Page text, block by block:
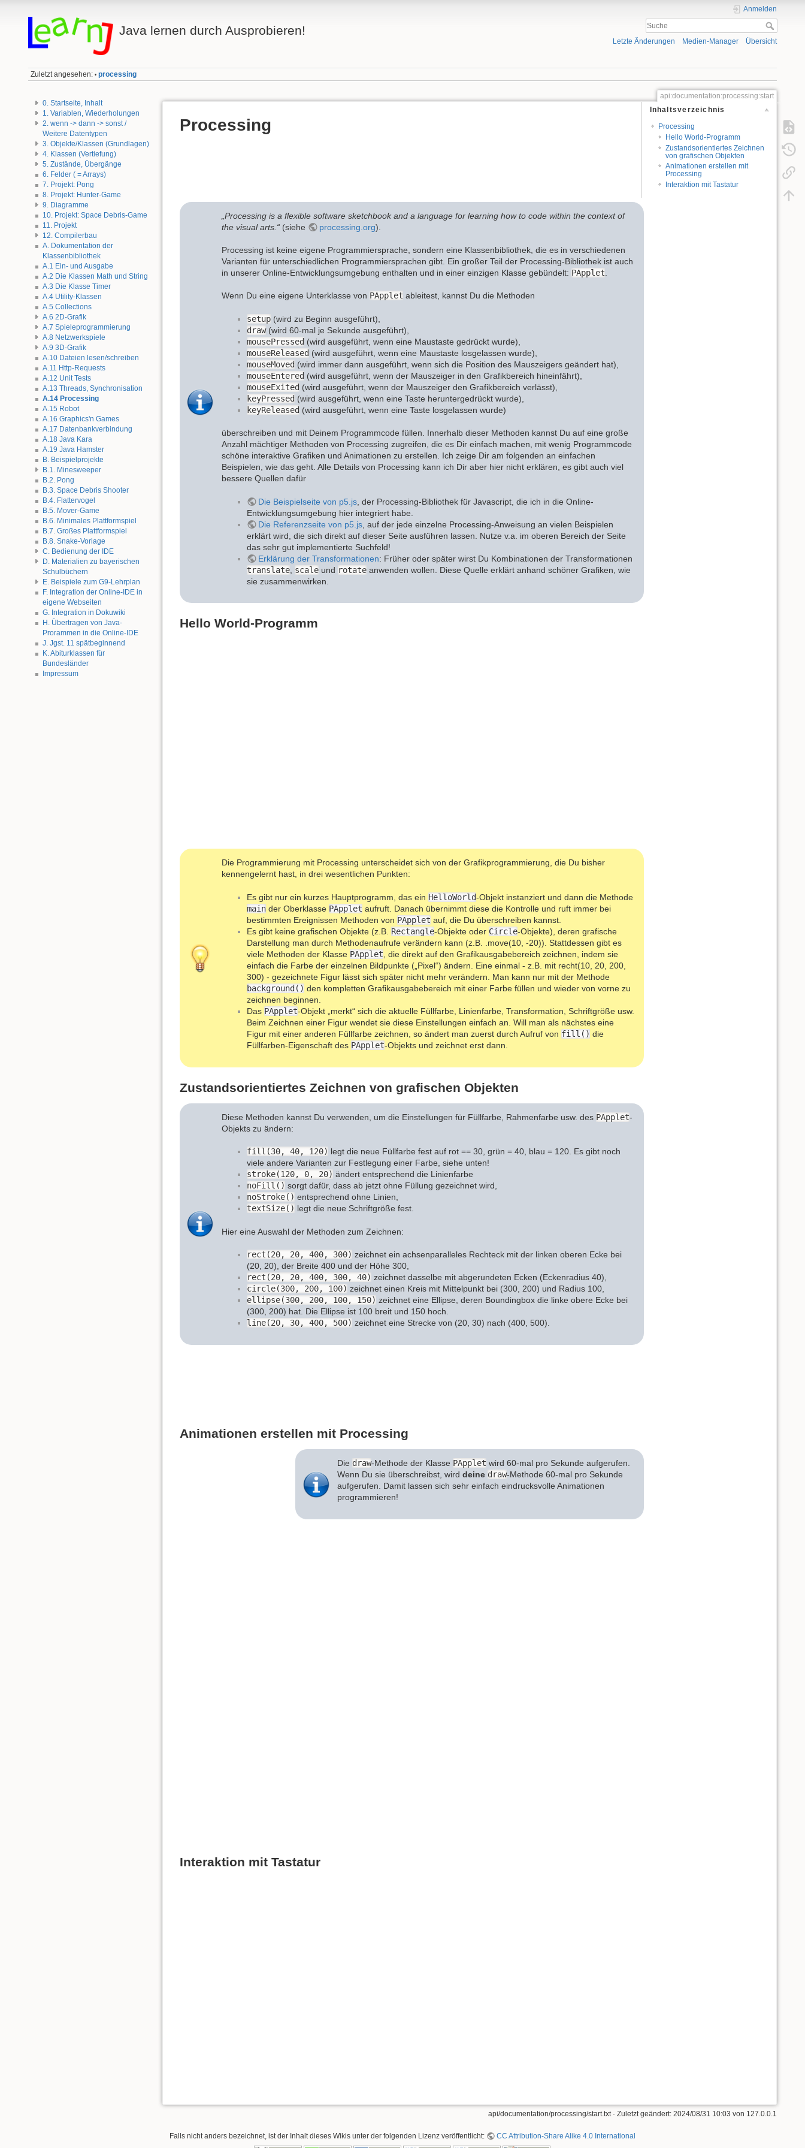
Java lernen durch Ausprobieren!
Anmelden
Letzte Änderungen Medien-Manager Übersicht
Zuletzt angesehen: • processing
0. Startseite, Inhalt
1. Variablen, Wiederholungen
2. wenn -> dann -> sonst /
Weitere Datentypen
3. Objekte/Klassen (Grundlagen)
4. Klassen (Vertiefung)
5. Zustände, Übergänge
6. Felder ( = Arrays)
7. Projekt: Pong
8. Projekt: Hunter-Game
9. Diagramme
10. Projekt: Space Debris-Game
11. Projekt
12. Compilerbau
A. Dokumentation der
Klassenbibliothek
A.1 Ein- und Ausgabe
A.2 Die Klassen Math und String
A.3 Die Klasse Timer
A.4 Utility-Klassen
A.5 Collections
A.6 2D-Grafik
A.7 Spieleprogrammierung
A.8 Netzwerkspiele
A.9 3D-Grafik
A.10 Dateien lesen/schreiben
A.11 Http-Requests
A.12 Unit Tests
A.13 Threads, Synchronisation
A.14 Processing
A.15 Robot
A.16 Graphics'n Games
A.17 Datenbankverbindung
A.18 Java Kara
A.19 Java Hamster
B. Beispielprojekte
B.1. Minesweeper
B.2. Pong
B.3. Space Debris Shooter
B.4. Flattervogel
B.5. Mover-Game
B.6. Minimales Plattformspiel
B.7. Großes Plattformspiel
B.8. Snake-Vorlage
C. Bedienung der IDE
D. Materialien zu bayerischen
Schulbüchern
E. Beispiele zum G9-Lehrplan
F. Integration der Online-IDE in
eigene Webseiten
G. Integration in Dokuwiki
H. Übertragen von Java-
Prorammen in die Online-IDE
J. Jgst. 11 spätbeginnend
K. Abiturklassen für
Bundesländer
Impressum
api:documentation:processing:start
Inhaltsverzeichnis
Processing
Hello World-Programm
Zustandsorientiertes Zeichnen
von grafischen Objekten
Animationen erstellen mit
Processing
Interaktion mit Tastatur
Processing
„Processing is a flexible software sketchbook and a language for learning how to code within the context of
the visual arts.“(siehe processing.org).
Processing ist keine eigene Programmiersprache, sondern eine Klassenbibliothek, die es in verschiedenen
Varianten für unterschiedlichen Programmiersprachen gibt. Ein großer Teil der Processing-Bibliothek ist auch
in unserer Online-Entwicklungsumgebung enthalten und in einer einzigen Klasse gebündelt: PApplet
Wenn Du eine eigene Unterklasse von PApplet ableitest, kannst Du die Methoden
setup(wird zu Beginn ausgeführt),
draw(wird 60-mal je Sekunde ausgeführt),
mousePressed (wird ausgeführt, wenn eine Maustaste gedrückt wurde),
mouseReleased (wird ausgeführt, wenn eine Maustaste losgelassen wurde),
mouseMoved (wird immer dann ausgeführt, wenn sich die Position des Mauszeigers geändert hat),
mouseEntered (wird ausgeführt, wenn der Mauszeiger in den Grafikbereich hineinfährt),
mouseExited (wird ausgeführt, wenn der Mauszeiger den Grafikbereich verlässt),
keyPressed (wird ausgeführt, wenn eine Taste heruntergedrückt wurde),
keyReleased (wird ausgeführt, wenn eine Taste losgelassen wurde)
überschreiben und mit Deinem Programmcode füllen. Innerhalb dieser Methoden kannst Du auf eine große
Anzahl mächtiger Methoden von Processing zugreifen, die es Dir einfach machen, mit wenig Programmcode
schöne interaktive Grafiken und Animationen zu erstellen. Ich zeige Dir am folgenden an einfachen
Beispielen, wie das geht. Alle Details von Processing kann ich Dir aber hier nicht erklären, es gibt auch viel
bessere Quellen dafür
Die Beispielseite von p5.js , der Processing-Bibliothek für Javascript, die ich in die Online-
Entwicklungsumgebung hier integriert habe.
Die Referenzseite von p5.js , auf der jede einzelne Processing-Anweisung an vielen Beispielen
erklärt wird, die sich direkt auf dieser Seite ausführen lassen. Nutze v.a. im oberen Bereich der Seite
das sehr gut implementierte Suchfeld!
Erklärung der Transformationen: Früher oder später wirst Du Kombinationen der Transformationen
translate, scaleund rotateanwenden wollen. Diese Quelle erklärt anhand schöner Grafiken, wie
sie zusammenwirken.
Hello World-Programm
Die Programmierung mit Processing unterscheidet sich von der Grafikprogrammierung, die Du bisher
kennengelernt hast, in drei wesentlichen Punkten:
Es gibt nur ein kurzes Hauptprogramm, das ein HelloWorld-Objekt instanziert und dann die Methode
mainder Oberklasse PApplet aufruft. Danach übernimmt diese die Kontrolle und ruft immer bei
bestimmten Ereignissen Methoden von PApplet auf, die Du überschreiben kannst.
Es gibt keine grafischen Objekte (z.B. Rectangle-Objekte oder Circle-Objekte), deren grafische
Darstellung man durch Methodenaufrufe verändern kann (z.B. .move(10, -20)). Stattdessen gibt es
viele Methoden der Klasse PApplet , die direkt auf den Grafikausgabebereich zeichnen, indem sie
einfach die Farbe der einzelnen Bildpunkte („Pixel“) ändern. Eine einmal - z.B. mit recht(10, 20, 200,
300) - gezeichnete Figur lässt sich später nicht mehr verändern. Man kann nur mit der Methode
background() den kompletten Grafikausgabebereich mit einer Farbe füllen und wieder von vorne zu
zeichnen beginnen.
Das PApplet-Objekt „merkt“ sich die aktuelle Füllfarbe, Linienfarbe, Transformation, Schriftgröße usw.
Beim Zeichnen einer Figur wendet sie diese Einstellungen einfach an. Will man als nächstes eine
Figur mit einer anderen Füllfarbe zeichnen, so ändert man zuerst durch Aufruf von fill() die
Füllfarben-Eigenschaft des PApplet-Objekts und zeichnet erst dann.
Zustandsorientiertes Zeichnen von grafischen Objekten
Diese Methoden kannst Du verwenden, um die Einstellungen für Füllfarbe, Rahmenfarbe usw. des PApplet-
Objekts zu ändern:
fill(30, 40, 120) legt die neue Füllfarbe fest auf rot == 30, grün = 40, blau = 120. Es gibt noch
viele andere Varianten zur Festlegung einer Farbe, siehe unten!
stroke(120, 0, 20) ändert entsprechend die Linienfarbe
noFill() sorgt dafür, dass ab jetzt ohne Füllung gezeichnet wird,
noStroke() entsprechend ohne Linien,
textSize() legt die neue Schriftgröße fest.
Hier eine Auswahl der Methoden zum Zeichnen:
rect(20, 20, 400, 300) zeichnet ein achsenparalleles Rechteck mit der linken oberen Ecke bei
(20, 20), der Breite 400 und der Höhe 300,
rect(20, 20, 400, 300, 40) zeichnet dasselbe mit abgerundeten Ecken (Eckenradius 40),
circle(300, 200, 100) zeichnet einen Kreis mit Mittelpunkt bei (300, 200) und Radius 100,
ellipse(300, 200, 100, 150) zeichnet eine Ellipse, deren Boundingbox die linke obere Ecke bei
(300, 200) hat. Die Ellipse ist 100 breit und 150 hoch.
line(20, 30, 400, 500) zeichnet eine Strecke von (20, 30) nach (400, 500).
Animationen erstellen mit Processing
Die draw-Methode der Klasse PApplet wird 60-mal pro Sekunde aufgerufen.
Wenn Du sie überschreibst, wirddeine draw-Methode 60-mal pro Sekunde
aufgerufen. Damit lassen sich sehr einfach eindrucksvolle Animationen
programmieren!
Interaktion mit Tastatur
api/documentation/processing/start.txt· Zuletzt geändert:2024/08/31 10:03 von 127.0.0.1
Falls nicht anders bezeichnet, ist der Inhalt dieses Wikis unter der folgenden Lizenz veröffentlicht: CC Attribution-Share Alike 4.0 International